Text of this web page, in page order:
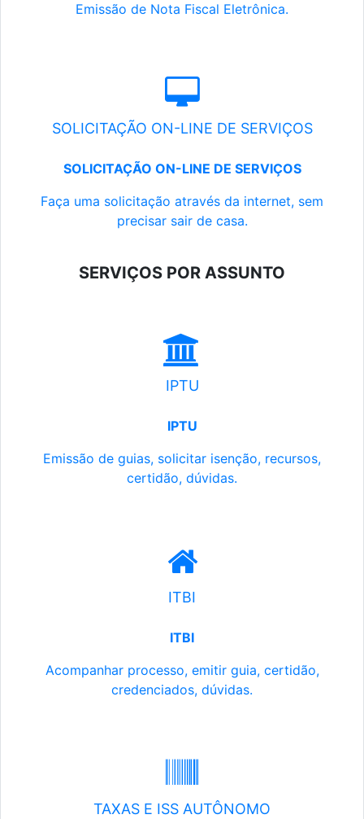
Emissão de Nota Fiscal Eletrônica.
SOLICITAÇÃO ON-LINE DE SERVIÇOS
SOLICITAÇÃO ON-LINE DE SERVIÇOS
Faça uma solicitação através da internet, sem
precisar sair de casa.
SERVIÇOS POR ASSUNTO
IPTU
IPTU
Emissão de guias, solicitar isenção, recursos,
certidão, dúvidas.
ITBI
ITBI
Acompanhar processo, emitir guia, certidão,
credenciados, dúvidas.
TAXAS E ISS AUTÔNOMO